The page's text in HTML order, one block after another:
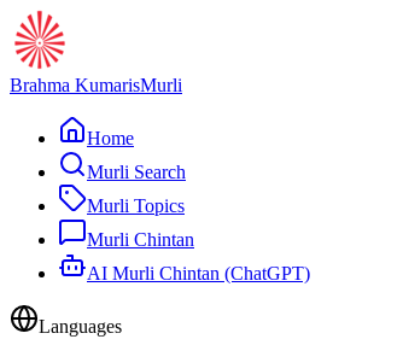
Brahma KumarisMurli
Home
Murli Search
Murli Topics
Murli Chintan
AI Murli Chintan (ChatGPT)
Languages